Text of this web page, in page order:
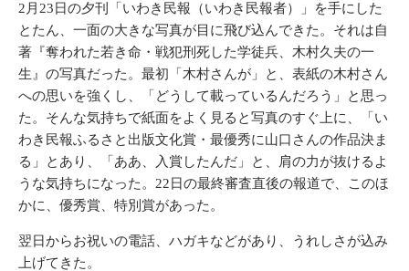
2月23日の夕刊「いわき民報（いわき民報者）」を手にした
とたん、一面の大きな写真が目に飛び込んできた。それは自
著『奪われた若き命・戦犯刑死した学徒兵、木村久夫の一
生』の写真だった。最初「木村さんが」と、表紙の木村さん
への思いを強くし、「どうして載っているんだろう」と思っ
た。そんな気持ちで紙面をよく見ると写真のすぐ上に、「い
わき民報ふるさと出版文化賞・最優秀に山口さんの作品決ま
る」とあり、「ああ、入賞したんだ」と、肩の力が抜けるよ
うな気持ちになった。22日の最終審査直後の報道で、このほ
かに、優秀賞、特別賞があった。
翌日からお祝いの電話、ハガキなどがあり、うれしさが込み
上げてきた。